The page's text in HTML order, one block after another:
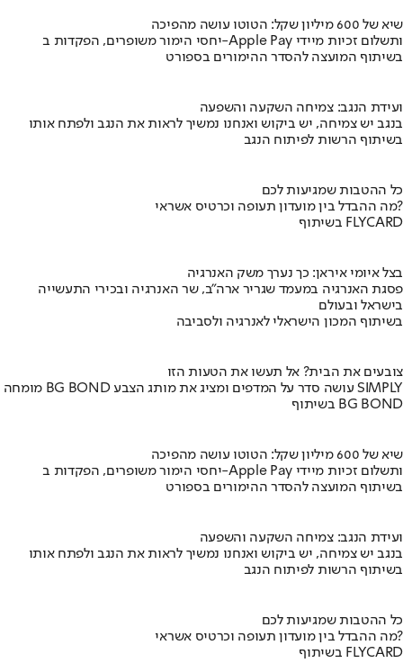
שיא של 600 מיליון שקל: הטוטו עושה מהפיכה
יחסי הימור משופרים, הפקדות ב-Apple Pay ותשלום זכיות מיידי
בשיתוף המועצה להסדר ההימורים בספורט
ועידת הנגב: צמיחה השקעה והשפעה
בנגב יש צמיחה, יש ביקוש ואנחנו נמשיך לראות את הנגב ולפתח אותו
בשיתוף הרשות לפיתוח הנגב
כל ההטבות שמגיעות לכם
מה ההבדל בין מועדון תעופה וכרטיס אשראי?
בשיתוף FLYCARD
בצל איומי איראן: כך נערך משק האנרגיה
פסגת האנרגיה במעמד שגריר ארה"ב, שר האנרגיה ובכירי התעשייה
בישראל ובעולם
בשיתוף המכון הישראלי לאנרגיה ולסביבה
צובעים את הבית? אל תעשו את הטעות הזו
מומחה BG BOND עושה סדר על המדפים ומציג את מותג הצבע SIMPLY
בשיתוף BG BOND
שיא של 600 מיליון שקל: הטוטו עושה מהפיכה
יחסי הימור משופרים, הפקדות ב-Apple Pay ותשלום זכיות מיידי
בשיתוף המועצה להסדר ההימורים בספורט
ועידת הנגב: צמיחה השקעה והשפעה
בנגב יש צמיחה, יש ביקוש ואנחנו נמשיך לראות את הנגב ולפתח אותו
בשיתוף הרשות לפיתוח הנגב
כל ההטבות שמגיעות לכם
מה ההבדל בין מועדון תעופה וכרטיס אשראי?
בשיתוף FLYCARD